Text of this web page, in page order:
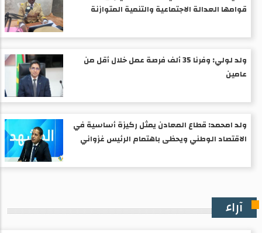
قوامها العدالة الاجتماعية والتنمية المتوازنة
ولد لولي: وفرنا 35 ألف فرصة عمل خلال أقل من
عامين
ولد امحمد: قطاع المعادن يمثل ركيزة أساسية في
الاقتصاد الوطني ويحظى باهتمام الرئيس غزواني
آراء